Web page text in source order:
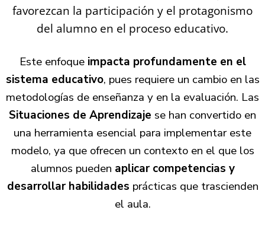
favorezcan la participación y el protagonismo
del alumno en el proceso educativo.
Este enfoque impacta profundamente en el
sistema educativo, pues requiere un cambio en las
metodologías de enseñanza y en la evaluación. Las
Situaciones de Aprendizaje se han convertido en
una herramienta esencial para implementar este
modelo, ya que ofrecen un contexto en el que los
alumnos pueden aplicar competencias y
desarrollar habilidades prácticas que trascienden
el aula.